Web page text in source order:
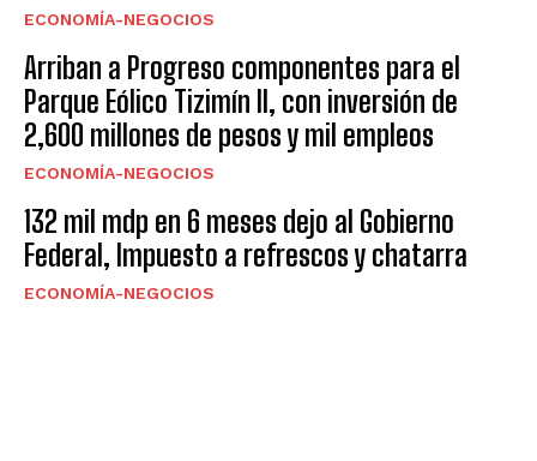
ECONOMÍA-NEGOCIOS
Arriban a Progreso componentes para el
Parque Eólico Tizimín II, con inversión de
2,600 millones de pesos y mil empleos
ECONOMÍA-NEGOCIOS
132 mil mdp en 6 meses dejo al Gobierno
Federal, Impuesto a refrescos y chatarra
ECONOMÍA-NEGOCIOS